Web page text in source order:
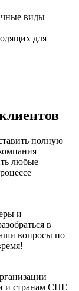
виды
для
полную
любые
и
в
вопросы по
и странам СНГ.